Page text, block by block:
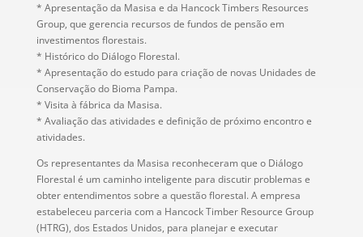
* Apresentação da Masisa e da Hancock Timbers Resources
Group, que gerencia recursos de fundos de pensão em
investimentos florestais.
* Histórico do Diálogo Florestal.
* Apresentação do estudo para criação de novas Unidades de
Conservação do Bioma Pampa.
* Visita à fábrica da Masisa.
* Avaliação das atividades e definição de próximo encontro e
atividades.
Os representantes da Masisa reconheceram que o Diálogo
Florestal é um caminho inteligente para discutir problemas e
obter entendimentos sobre a questão florestal. A empresa
estabeleceu parceria com a Hancock Timber Resource Group
(HTRG), dos Estados Unidos, para planejar e executar